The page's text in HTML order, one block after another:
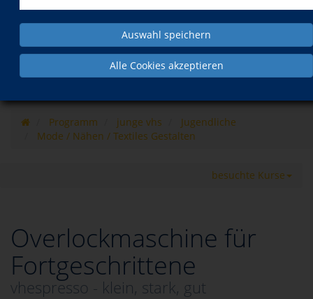
Auswahl speichern
Alle Cookies akzeptieren
Programm junge vhs
Jugendliche
Mode / Nähen / Textiles Gestalten
besuchte Kurse
Overlockmaschine für
Fortgeschrittene
vhespresso - klein, stark, gut